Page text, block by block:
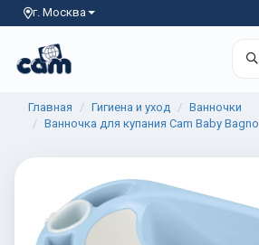
г. Москва
Главная Гигиена и уход
Ванночки
Ванночка для купания Cam Baby Bagno